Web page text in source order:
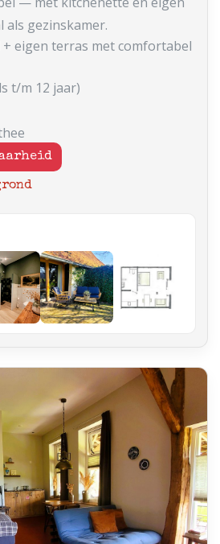
als gezinskamer.
eigen terras met comfortabel
t/m 12 jaar)